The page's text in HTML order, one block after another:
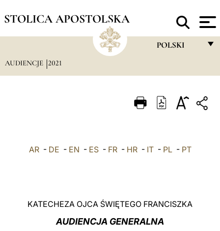
STOLICA APOSTOLSKA
POLSKI
ITALIANO
中文
AUDIENCJE 2021
AR- DE - EN - ES- FR- HR- IT- PL- PT
KATECHEZA OJCA ŚWIĘTEGO FRANCISZKA
AUDIENCJA GENERALNA